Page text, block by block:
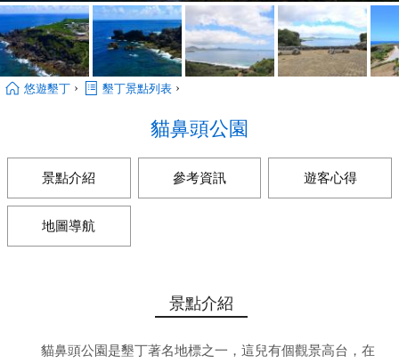
悠遊墾丁 › 墾丁景點列表 ›
貓鼻頭公園
景點介紹 參考資訊 遊客心得
地圖導航
景點介紹
貓鼻頭公園是墾丁著名地標之一，這兒有個觀景高台，在